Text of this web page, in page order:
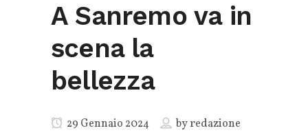
A Sanremo va in
scena la
bellezza
29 Gennaio 2024 byredazione